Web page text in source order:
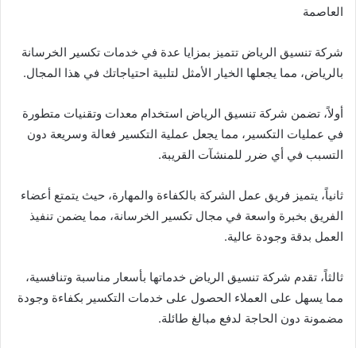
العاصمة
شركة تنسيق الرياض تتميز بمزايا عدة في خدمات تكسير الخرسانة
بالرياض، مما يجعلها الخيار الأمثل لتلبية احتياجاتك في هذا المجال.
أولاً، تضمن شركة تنسيق الرياض استخدام معدات وتقنيات متطورة
في عمليات التكسير، مما يجعل عملية التكسير فعالة وسريعة دون
التسبب في أي ضرر للمنشآت القريبة.
ثانياً، يتميز فريق عمل الشركة بالكفاءة والمهارة، حيث يتمتع أعضاء
الفريق بخبرة واسعة في مجال تكسير الخرسانة، مما يضمن تنفيذ
العمل بدقة وجودة عالية.
ثالثاً، تقدم شركة تنسيق الرياض خدماتها بأسعار مناسبة وتنافسية،
مما يسهل على العملاء الحصول على خدمات التكسير بكفاءة وجودة
مضمونة دون الحاجة لدفع مبالغ طائلة.